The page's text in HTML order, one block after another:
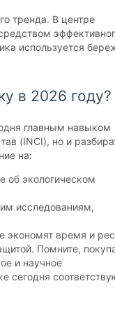
тренда. В центре
используется
в 2026 году?
главным навыком
(INCI), но и
на:
об экологическом
исследованиям,
экономят время и
Помните,
и научное
сегодня